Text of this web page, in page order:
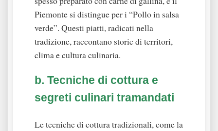
Piemonte si distingue per i “Pollo in salsa
verde”. Questi piatti, radicati nella
tradizione, raccontano storie di territori,
clima e cultura culinaria.
b. Tecniche di cottura e
segreti culinari tramandati
Le tecniche di cottura tradizionali, come la